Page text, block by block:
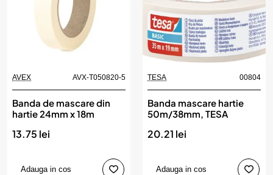
AVEX AVX-T050820-5
Banda de mascare din
hartie 24mm x 18m
13.75 lei
Adauga in cos
TESA 00804
Banda mascare hartie
50m/38mm, TESA
20.21 lei
Adauga in cos